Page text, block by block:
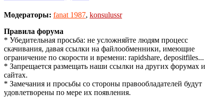
Модераторы: fanat 1987, konsulussr
Правила форума
* Убедительная просьба: не усложняйте людям процесс
скачивания, давая ссылки на файлообменники, имеющие
ограничение по скорости и времени: rapidshare, depositfiles...
* Запрещается размещать наши ссылки на других форумах и
сайтах.
* Замечания и просьбы со стороны правообладателей будут
удовлетворены по мере их появления.